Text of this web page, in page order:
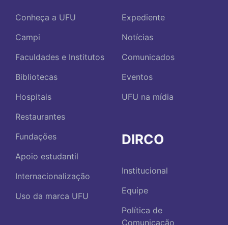
Conheça a UFU
Campi
Faculdades e Institutos
Bibliotecas
Hospitais
Restaurantes
Fundações
Apoio estudantil
Internacionalização
Uso da marca UFU
Expediente
Notícias
Comunicados
Eventos
UFU na mídia
DIRCO
Institucional
Equipe
Política de
Comunicação